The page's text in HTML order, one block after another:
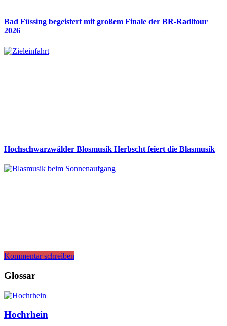
Bad Füssing begeistert mit großem Finale der BR-Radltour
2026
Hochschwarzwälder Blosmusik Herbscht feiert die Blasmusik
Kommentar schreiben
Glossar
Hochrhein